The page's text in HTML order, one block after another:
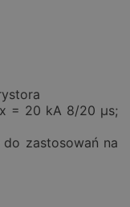
= 20 kA 8/20 μs;
zastosowań na